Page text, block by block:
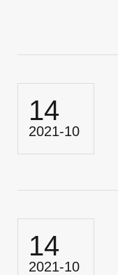
14
2021-10
14
2021-10